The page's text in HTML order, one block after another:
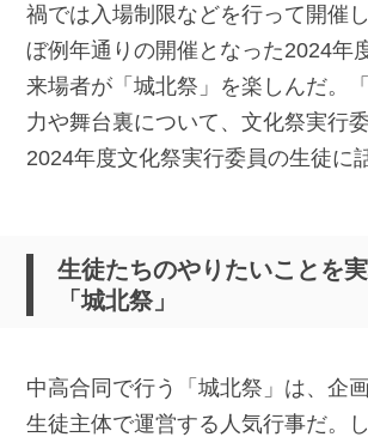
禍では入場制限などを行って開催
ぼ例年通りの開催となった2024年
来場者が「城北祭」を楽しんだ。
力や舞台裏について、文化祭実行
2024年度文化祭実行委員の生徒に
生徒たちのやりたいことを
「城北祭」
中高合同で行う「城北祭」は、企
生徒主体で運営する人気行事だ。